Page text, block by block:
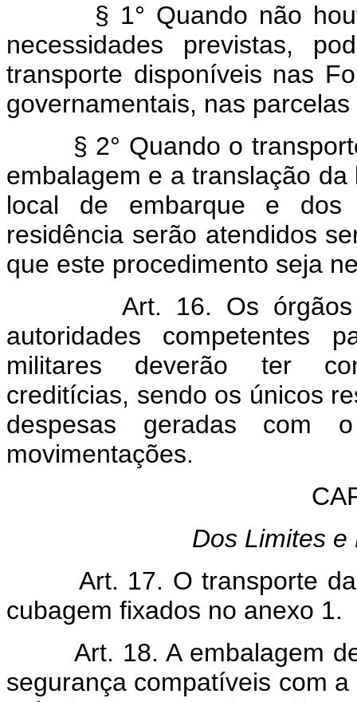
§ 1° Quando não
necessidades previstas,
transporte disponíveis nas
governamentais, nas
§ 2° Quando o transporte
embalagem e a translação
local de embarque e dos
residência serão atendidos
que este procedimento seja
Art. 16. Os órgãos
autoridades competentes
militares deverão ter
creditícias, sendo os únicos
despesas geradas com
movimentações.
Dos Limites e
Art. 17. O transporte da
cubagem fixados no anexo 1.
Art. 18. A embalagem
segurança compatíveis com